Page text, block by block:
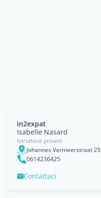
in2expat
Isabelle Nasard
Istruttore privato
Johannes Vermeerstraat 25
0614236425
Contattaci